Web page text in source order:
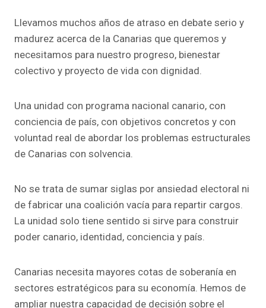
Llevamos muchos años de atraso en debate serio y
madurez acerca de la Canarias que queremos y
necesitamos para nuestro progreso, bienestar
colectivo y proyecto de vida con dignidad.
Una unidad con programa nacional canario, con
conciencia de país, con objetivos concretos y con
voluntad real de abordar los problemas estructurales
de Canarias con solvencia.
No se trata de sumar siglas por ansiedad electoral ni
de fabricar una coalición vacía para repartir cargos.
La unidad solo tiene sentido si sirve para construir
poder canario, identidad, conciencia y país.
Canarias necesita mayores cotas de soberanía en
sectores estratégicos para su economía. Hemos de
ampliar nuestra capacidad de decisión sobre el